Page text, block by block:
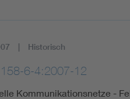
Historisch
6-4:2007-12
Kommunikationsnetze -